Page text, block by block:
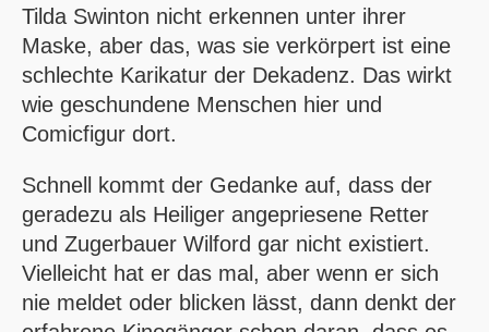
Tilda Swinton nicht erkennen unter ihrer
Maske, aber das, was sie verkörpert ist eine
schlechte Karikatur der Dekadenz. Das wirkt
wie geschundene Menschen hier und
Comicfigur dort.
Schnell kommt der Gedanke auf, dass der
geradezu als Heiliger angepriesene Retter
und Zugerbauer Wilford gar nicht existiert.
Vielleicht hat er das mal, aber wenn er sich
nie meldet oder blicken lässt, dann denkt der